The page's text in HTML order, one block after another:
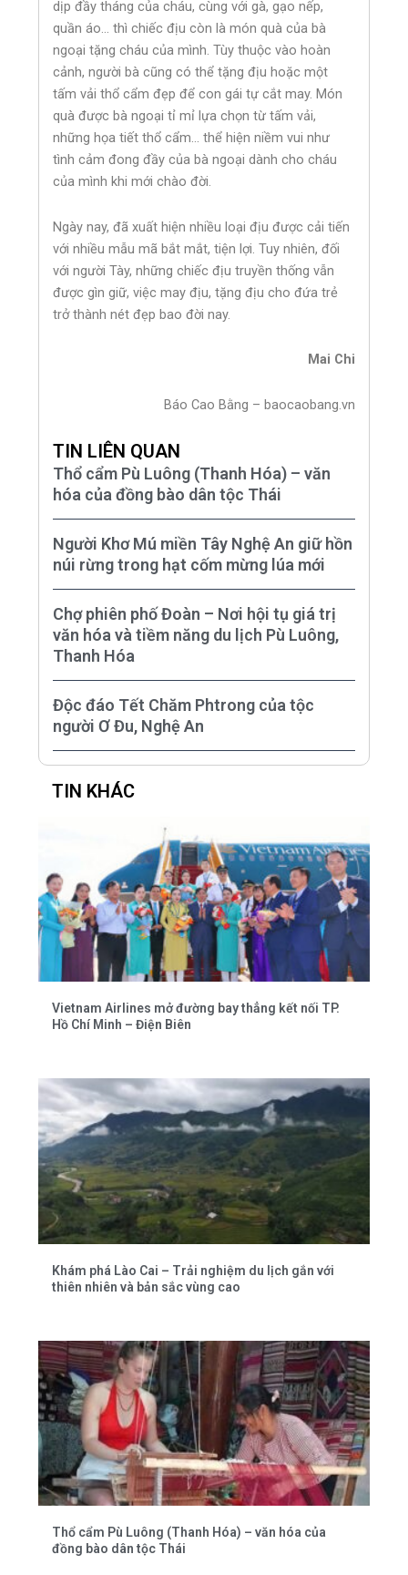
dịp đầy tháng của cháu, cùng với gà, gạo nếp,
quần áo… thì chiếc địu còn là món quà của bà
ngoại tặng cháu của mình. Tùy thuộc vào hoàn
cảnh, người bà cũng có thể tặng địu hoặc một
tấm vải thổ cẩm đẹp để con gái tự cắt may. Món
quà được bà ngoại tỉ mỉ lựa chọn từ tấm vải,
những họa tiết thổ cẩm… thể hiện niềm vui như
tình cảm đong đầy của bà ngoại dành cho cháu
của mình khi mới chào đời.
Ngày nay, đã xuất hiện nhiều loại địu được cải tiến
với nhiều mẫu mã bắt mắt, tiện lợi. Tuy nhiên, đối
với người Tày, những chiếc địu truyền thống vẫn
được gìn giữ, việc may địu, tặng địu cho đứa trẻ
trở thành nét đẹp bao đời nay.
Mai Chi
Báo Cao Bằng – baocaobang.vn
TIN LIÊN QUAN
Thổ cẩm Pù Luông (Thanh Hóa) – văn
hóa của đồng bào dân tộc Thái
Người Khơ Mú miền Tây Nghệ An giữ hồn
núi rừng trong hạt cốm mừng lúa mới
Chợ phiên phố Đoàn – Nơi hội tụ giá trị
văn hóa và tiềm năng du lịch Pù Luông,
Thanh Hóa
Độc đáo Tết Chăm Phtrong của tộc
người Ơ Đu, Nghệ An
TIN KHÁC
Vietnam Airlines mở đường bay thẳng kết nối TP.
Hồ Chí Minh – Điện Biên
Khám phá Lào Cai – Trải nghiệm du lịch gắn với
thiên nhiên và bản sắc vùng cao
Thổ cẩm Pù Luông (Thanh Hóa) – văn hóa của
đồng bào dân tộc Thái